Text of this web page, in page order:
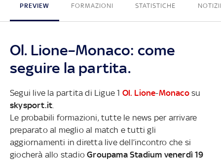
PREVIEW FORMAZIONI STATISTICHE
Ol. Lione–Monaco: come
seguire la partita.
Segui live la partita di Ligue 1 Ol. Lione-Monacosu
skysport.it
Le probabili formazioni, tutte le news per arrivare
preparato al meglio al match e tutti gli
aggiornamenti in diretta live dell’incontro che si
giocherà allo stadioGroupama Stadium venerdì 19